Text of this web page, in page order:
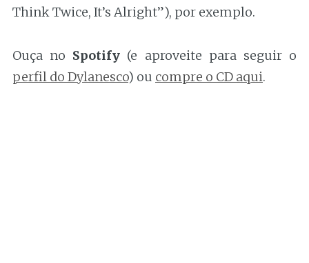
Think Twice, It’s Alright”), por exemplo.
Ouça no Spotify (e aproveite para seguir o
perfil do Dylanesco) ou compre o CD aqui.